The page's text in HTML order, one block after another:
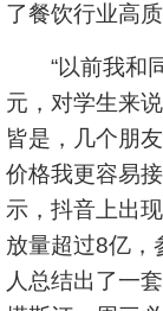
了餐饮行业高
“以前我和同
元，对学生来
皆是，几个朋
价格我更容易
示，抖音上出
放量超过8亿，
人总结出了一